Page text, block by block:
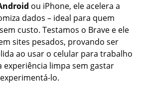
ou iPhone, ele acelera a
dados – ideal para quem
custo. Testamos o Brave e ele
sites pesados, provando ser
ao usar o celular para trabalho
experiência limpa sem gastar
lo.